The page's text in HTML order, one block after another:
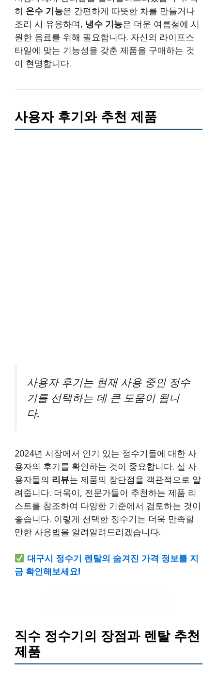
히 온수 기능은 간편하게 따뜻한 차를 만들거나
조리 시 유용하며, 냉수 기능은 더운 여름철에 시
원한 음료를 위해 필요합니다. 자신의 라이프스
타일에 맞는 기능성을 갖춘 제품을 구매하는 것
이 현명합니다.
사용자 후기와 추천 제품
사용자 후기는 현재 사용 중인 정수
기를 선택하는 데 큰 도움이 됩니
다.
2024년 시장에서 인기 있는 정수기들에 대한 사
용자의 후기를 확인하는 것이 중요합니다. 실 사
용자들의 리뷰는 제품의 장단점을 객관적으로 알
려줍니다. 더욱이, 전문가들이 추천하는 제품 리
스트를 참조하여 다양한 기준에서 검토하는 것이
좋습니다. 이렇게 선택한 정수기는 더욱 만족할
만한 사용법을 알려알려드리겠습니다.
대구시 정수기 렌탈의 숨겨진 가격 정보를 지
금 확인해보세요!
직수 정수기의 장점과 렌탈 추천
제품